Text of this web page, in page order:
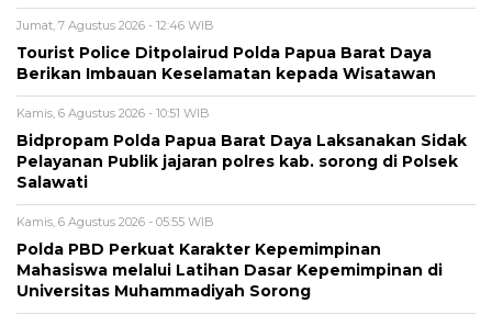
Jumat, 7 Agustus 2026 - 12:46 WIB
Tourist Police Ditpolairud Polda Papua Barat Daya
Berikan Imbauan Keselamatan kepada Wisatawan
Kamis, 6 Agustus 2026 - 10:51 WIB
Bidpropam Polda Papua Barat Daya Laksanakan Sidak
Pelayanan Publik jajaran polres kab. sorong di Polsek
Salawati
Kamis, 6 Agustus 2026 - 05:55 WIB
Polda PBD Perkuat Karakter Kepemimpinan
Mahasiswa melalui Latihan Dasar Kepemimpinan di
Universitas Muhammadiyah Sorong